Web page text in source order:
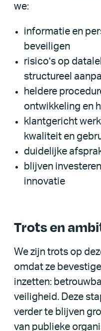
we:
informatie en
beveiligen
risico’s op
structureel
heldere
ontwikkeling en
klantgericht
kwaliteit en
duidelijke
blijven
innovatie
Trots en
We zijn trots op
omdat ze
inzetten:
veiligheid. Deze
verder te blijven
van publieke